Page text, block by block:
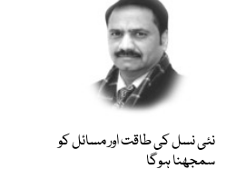
نئی نسل کی طاقت اور مسائل کو
سمجھنا ہوگا